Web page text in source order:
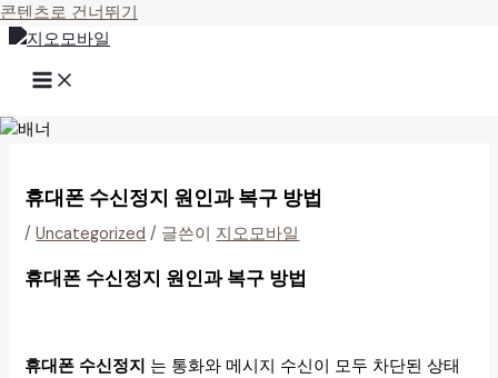
콘텐츠로 건너뛰기
휴대폰 수신정지 원인과 복구 방법
/Uncategorized / 글쓴이 지오모바일
휴대폰 수신정지 원인과 복구 방법
휴대폰 수신정지 는 통화와 메시지 수신이 모두 차단된 상태